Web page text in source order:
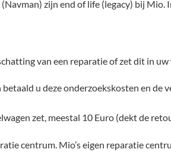
zijn end of life (legacy) bij
van een reparatie of zet dit in uw
u deze onderzoekskosten en de
zet, meestal 10 Euro (dekt de
centrum. Mio’s eigen reparatie